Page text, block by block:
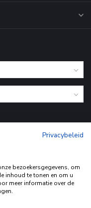
byLightspeed-
Privacybeleid
bezoekersgegevens, om
inhoud te tonen en om u
meer informatie over de